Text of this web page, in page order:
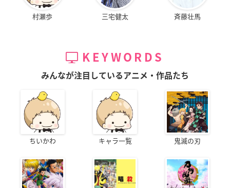
村瀬歩 三宅健太 斉藤壮馬
KEYWORDS
みんなが注目しているアニメ・作品たち
ちいかわ キャラ一覧 鬼滅の刃